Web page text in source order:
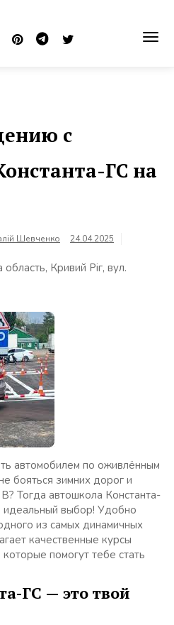
с
ГС на
Шевченко
24.04.2025
Кривий Ріг, вул.
автомобилем по оживлённым
бояться зимних дорог и
Тогда автошкола Константа-
выбор! Удобно
из самых динамичных
качественные курсы
помогут тебе стать
ГС — это твой